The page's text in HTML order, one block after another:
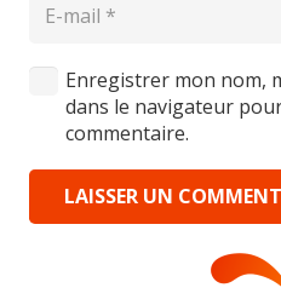
Enregistrer mon nom,
dans le navigateur
commentaire.
LAISSER UN